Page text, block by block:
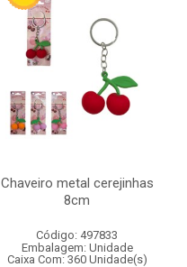
Chaveiro metal cerejinhas
8cm
Código: 497833
Embalagem: Unidade
Caixa Com: 360 Unidade(s)